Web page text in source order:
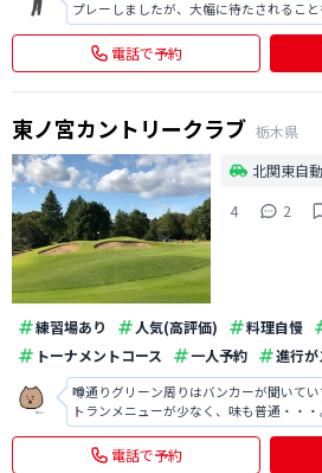
プレーしましたが、大幅に待たされるこ
ました。 フェアウェイも適度に広く、安
だと思います。 料金もお手頃なので、オ
も疲れが取れて良かったの
電話で予約
東ノ宮カントリークラブ 栃木県
北関東自
4
2
練習場あり 人気(高評価) 料理自慢
トーナメントコース
一人予約 進行が
噂通りグリーン周りはバンカーが聞いて
トランメニューが少なく、味も普通・・・
電話で予約